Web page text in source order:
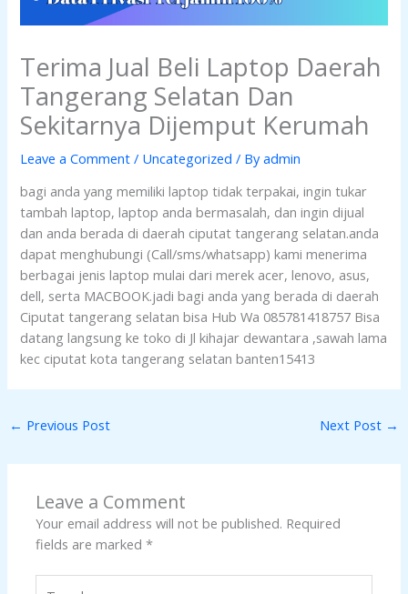
Terima Jual Beli Laptop Daerah
Tangerang Selatan Dan
Sekitarnya Dijemput Kerumah
Leave a Comment / Uncategorized / Byadmin
bagi anda yang memiliki laptop tidak terpakai, ingin tukar
tambah laptop, laptop anda bermasalah, dan ingin dijual
dan anda berada di daerah ciputat tangerang selatan.anda
dapat menghubungi (Call/sms/whatsapp) kami menerima
berbagai jenis laptop mulai dari merek acer, lenovo, asus,
dell, serta MACBOOK.jadi bagi anda yang berada di daerah
Ciputat tangerang selatan bisa Hub Wa 085781418757 Bisa
datang langsung ke toko di Jl kihajar dewantara ,sawah lama
kec ciputat kota tangerang selatan banten15413
← Previous Post Next Post →
Leave a Comment
Your email address will not be published. Required
fields are marked*